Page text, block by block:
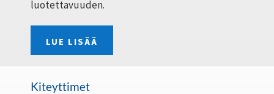
luotettavuuden.
LUE LISÄÄ
Kiteyttimet